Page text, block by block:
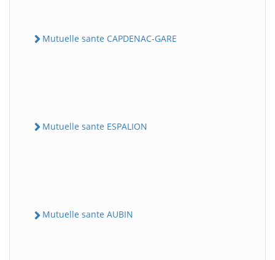
Mutuelle sante CAPDENAC-GARE
Mutuelle sante ESPALION
Mutuelle sante AUBIN